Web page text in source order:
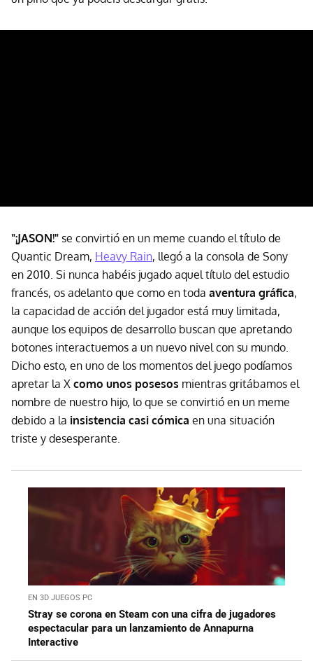
"¡JASON!" se convirtió en un meme cuando el título de
Quantic Dream, Heavy Rain, llegó a la consola de Sony
en 2010. Si nunca habéis jugado aquel título del estudio
francés, os adelanto que como en toda aventura gráfica,
la capacidad de acción del jugador está muy limitada,
aunque los equipos de desarrollo buscan que apretando
botones interactuemos a un nuevo nivel con su mundo.
Dicho esto, en uno de los momentos del juego podíamos
apretar la X como unos posesos mientras gritábamos el
nombre de nuestro hijo, lo que se convirtió en un meme
debido a la insistencia casi cómica en una situación
triste y desesperante.
EN 3D JUEGOS PC
Stray se corona en Steam con una cifra de jugadores
espectacular para un lanzamiento de Annapurna
Interactive